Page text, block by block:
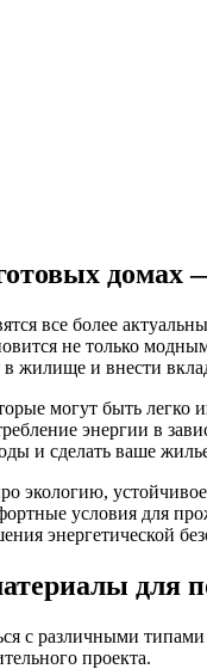
все более
не только
в жилище и внести
могут быть
энергии в
и сделать ваше
экологию,
условия для
энергетической
для
с различными
проекта.